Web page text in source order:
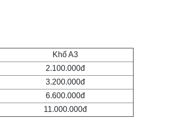
Khổ A3
2.100.000đ
3.200.000đ
6.600.000đ
11.000.000đ